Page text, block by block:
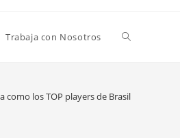
Trabaja con Nosotros
como los TOP players de Brasil